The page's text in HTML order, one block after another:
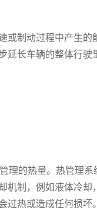
或制动过程中产生
延长车辆的整体行
理的热量。热管理
机制，例如液体冷
热或造成任何损坏。